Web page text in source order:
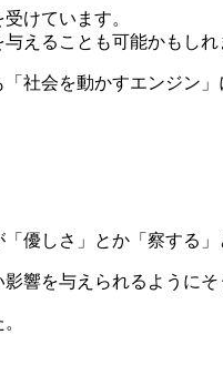
けています。
えることも可能かもしれ
社会を動かすエンジン」
優しさ」とか「察する
響を与えられるように